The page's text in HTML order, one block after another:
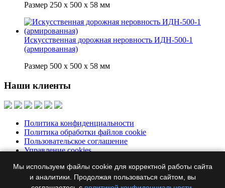
Размер 250 х 500 х 58 мм
Искусственная дорожная неровность ИДН-500-1
(армированная)
Размер 500 х 500 х 58 мм
Наши клиенты
Политика конфиденциальности
Политика обработки файлов cookie
Пользовательское соглашение
Управление cookies
Москва, Бумажный пр., д. 14, корп. 1, офис 313 +7 495 644-39-
ertel@ertel.ru
Мы используем файлы cookie для корректной работы сайта
и аналитики. Продолжая пользоваться сайтом, вы